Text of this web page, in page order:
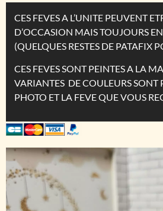
CES FEVES A L’UNITE PEUVENT
D’OCCASION MAIS TOUJOURS
(QUELQUES RESTES DE PATAFIX
CES FEVES SONT PEINTES A LA
VARIANTES DE COULEURS SONT
PHOTO ET LA FEVE QUE VOUS